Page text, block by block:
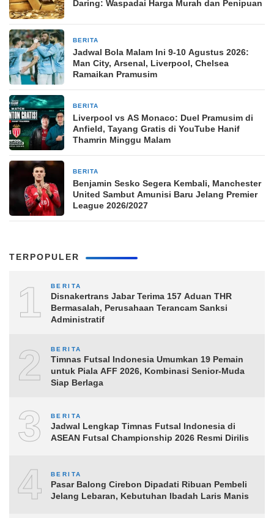
Daring: Waspadai Harga Murah dan Penipuan
BERITA
Jadwal Bola Malam Ini 9-10 Agustus 2026:
Man City, Arsenal, Liverpool, Chelsea
Ramaikan Pramusim
BERITA
Liverpool vs AS Monaco: Duel Pramusim di
Anfield, Tayang Gratis di YouTube Hanif
Thamrin Minggu Malam
BERITA
Benjamin Sesko Segera Kembali, Manchester
United Sambut Amunisi Baru Jelang Premier
League 2026/2027
TERPOPULER
1 BERITA
Disnakertrans Jabar Terima 157 Aduan THR
Bermasalah, Perusahaan Terancam Sanksi
Administratif
2 BERITA
Timnas Futsal Indonesia Umumkan 19 Pemain
untuk Piala AFF 2026, Kombinasi Senior-Muda
Siap Berlaga
3 BERITA
Jadwal Lengkap Timnas Futsal Indonesia di
ASEAN Futsal Championship 2026 Resmi Dirilis
4 BERITA
Pasar Balong Cirebon Dipadati Ribuan Pembeli
Jelang Lebaran, Kebutuhan Ibadah Laris Manis